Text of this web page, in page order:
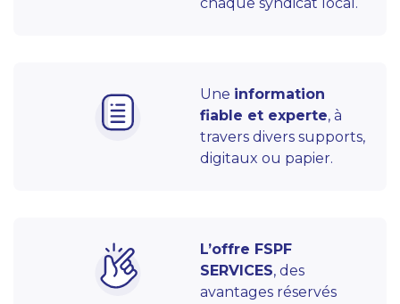
chaque syndicat local.
Une information
fiable et experte, à
travers divers supports,
digitaux ou papier.
L’offre FSPF
SERVICES, des
avantages réservés